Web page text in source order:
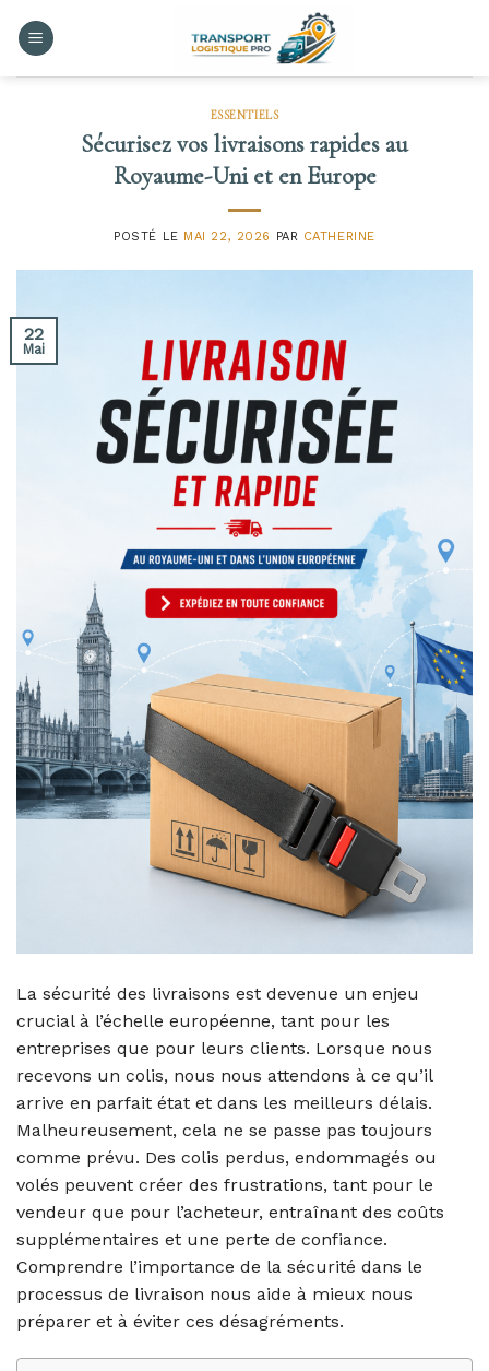
ESSENTIELS
Sécurisez vos livraisons rapides au
Royaume-Uni et en Europe
POSTÉ LE MAI 22, 2026 PAR CATHERINE
22
Mai
La sécurité des livraisons est devenue un enjeu
crucial à l’échelle européenne, tant pour les
entreprises que pour leurs clients. Lorsque nous
recevons un colis, nous nous attendons à ce qu’il
arrive en parfait état et dans les meilleurs délais.
Malheureusement, cela ne se passe pas toujours
comme prévu. Des colis perdus, endommagés ou
volés peuvent créer des frustrations, tant pour le
vendeur que pour l’acheteur, entraînant des coûts
supplémentaires et une perte de confiance.
Comprendre l’importance de la sécurité dans le
processus de livraison nous aide à mieux nous
préparer et à éviter ces désagréments.